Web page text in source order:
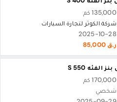
135,000 كم
شركة الكوثر لتجارة السيارات
2025-10-28
ر.ق 85,000
170,000 كم
شخصي